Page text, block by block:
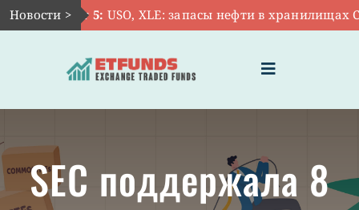
Skip
to
Новости >
Авг 5: USO, XLE: запасы нефти в хранилищах
Toggle
Navigation
ЧТО ТАКОЕ ETF
SEC поддержала 8